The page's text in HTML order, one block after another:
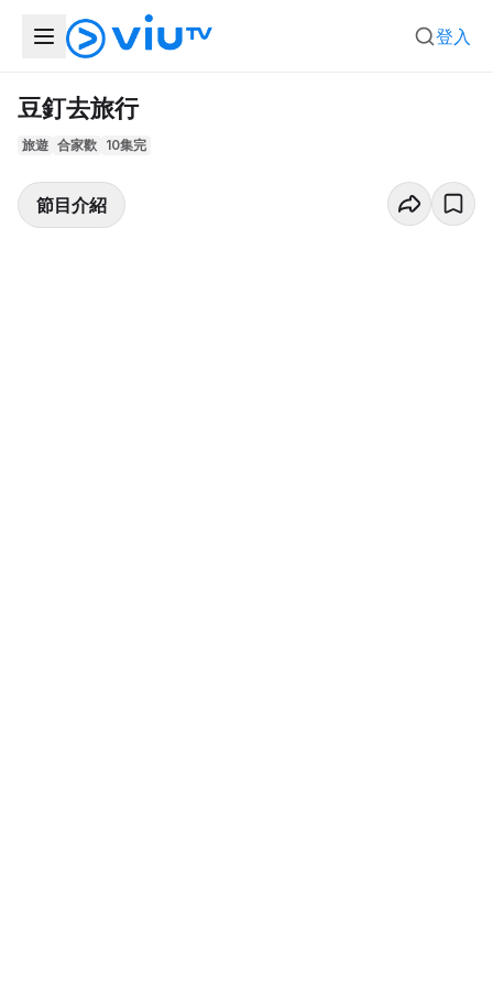
登入
豆釘去旅行
旅遊 合家歡 10集完
節目介紹